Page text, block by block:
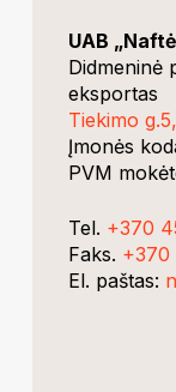
UAB
Didmeninė
eksportas
Tiekimo
Įmonės
PVM
Tel. +370
Faks. +370
El. paštas: